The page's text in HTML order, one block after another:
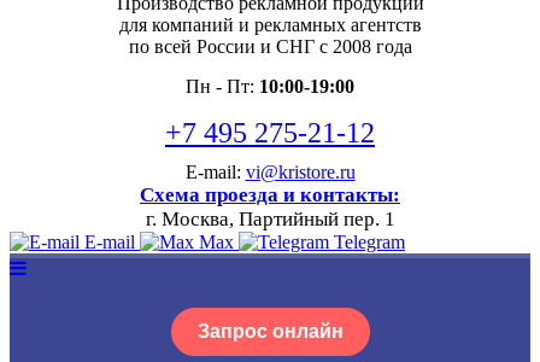
для компаний и рекламных агентств
по всей России и СНГ с 2008 года
Пн - Пт: 10:00-19:00
+7 495 275-21-12
E-mail: vi@kristore.ru
Схема проезда и контакты:
г. Москва, Партийный пер. 1
E-mail Max Telegram
Запрос онлайн